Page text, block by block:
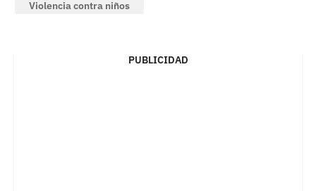
Violencia contra niños
PUBLICIDAD